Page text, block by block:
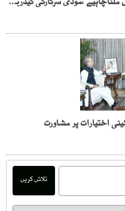
اختیارات پر مشاورت
تلاش کریں